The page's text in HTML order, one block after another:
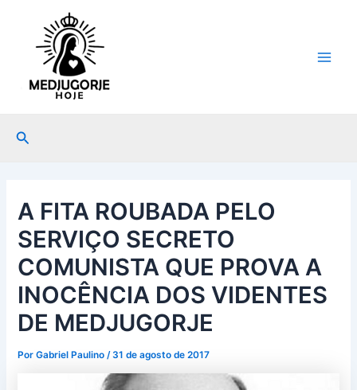
conteúdo
Pesquisar
A FITA ROUBADA PELO
SERVIÇO SECRETO
COMUNISTA QUE PROVA A
INOCÊNCIA DOS VIDENTES
DE MEDJUGORJE
PorGabriel Paulino/31 de agosto de 2017
navigation